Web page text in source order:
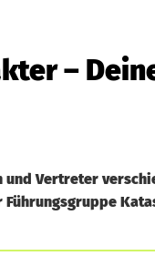
–
Vertreter